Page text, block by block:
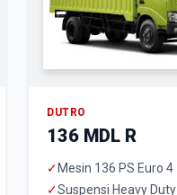
DUTRO
136 MDL R
✓ Mesin 136 PS Euro 4
✓Suspensi Heavy Duty